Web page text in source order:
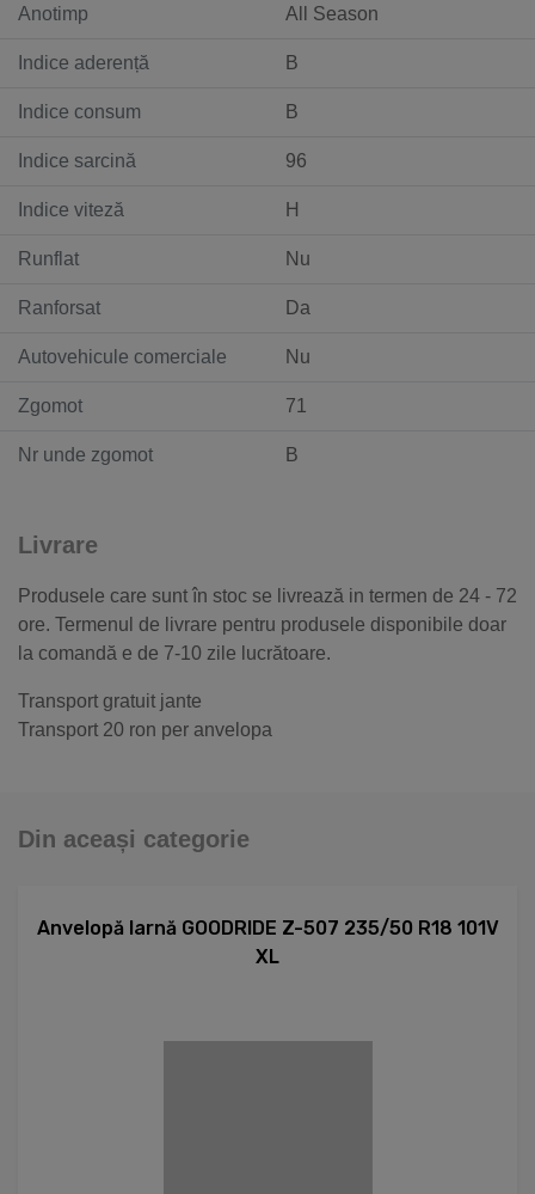
Anotimp All Season
Indice aderență B
Indice consum B
Indice sarcină 96
Indice viteză H
Runflat Nu
Ranforsat Da
Autovehicule comerciale Nu
Zgomot 71
Nr unde zgomot B
Livrare
Produsele care sunt în stoc se livrează in termen de 24 - 72
ore. Termenul de livrare pentru produsele disponibile doar
la comandă e de 7-10 zile lucrătoare.
Transport gratuit jante
Transport 20 ron per anvelopa
Din aceași categorie
Anvelopă Iarnă GOODRIDE Z-507 235/50 R18 101V
XL